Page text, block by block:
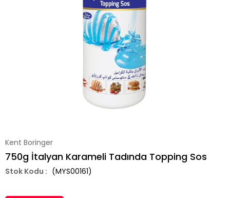
Kent Boringer
750g İtalyan Karameli Tadında Topping Sos
(MYS00161)